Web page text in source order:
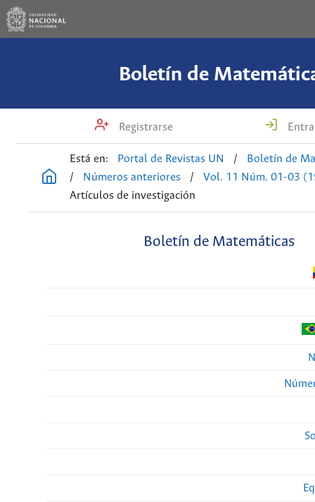
Boletín de
Registrarse
Está en: Portal de Revistas UN /
Boletín de
/
Números anteriores /
Vol. 11 Núm. 01-03
Artículos de investigación
Boletín de Matemáticas